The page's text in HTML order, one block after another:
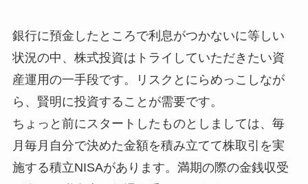
銀行に預金したところで利息がつかないに等しい
状況の中、株式投資はトライしていただきたい資
産運用の一手段です。リスクとにらめっこしなが
ら、賢明に投資することが需要です。
ちょっと前にスタートしたものとしましては、毎
月毎月自分で決めた金額を積み立てて株取引を実
施する積立NISAがあります。満期の際の金銭収受